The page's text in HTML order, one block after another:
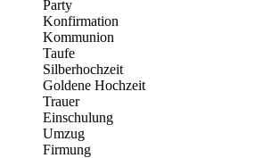
Party
Konfirmation
Kommunion
Taufe
Silberhochzeit
Goldene Hochzeit
Trauer
Einschulung
Umzug
Firmung